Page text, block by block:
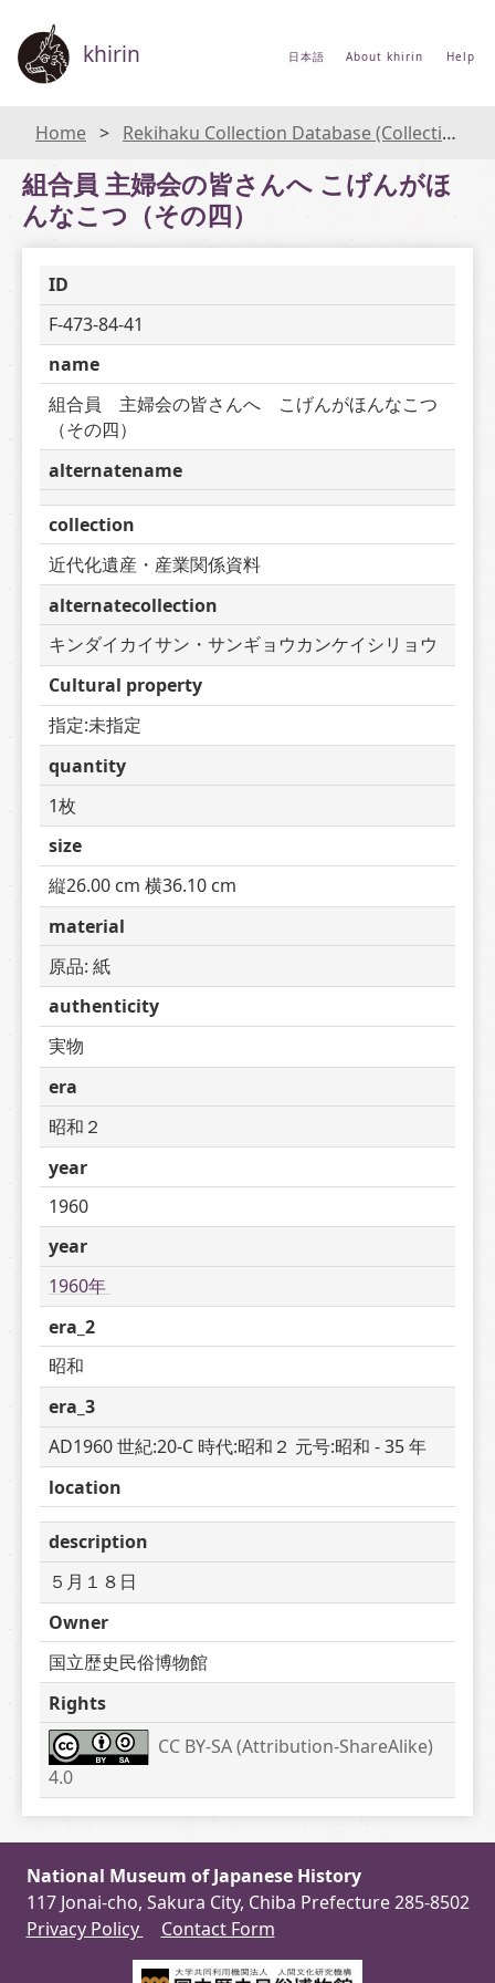
khirin 日本語 About khirin Help
Home Rekihaku Collection Database (Collections Database of the National Museum of Japanese History)
組合員 主婦会の皆さんへ こげんがほ
んなこつ（その四）
ID
F-473-84-41
name
組合員　主婦会の皆さんへ　こげんがほんなこつ
（その四）
alternatename
collection
近代化遺産・産業関係資料
alternatecollection
キンダイカイサン・サンギョウカンケイシリョウ
Cultural property
指定:未指定
quantity
1枚
size
縦26.00 cm 横36.10 cm
material
原品: 紙
authenticity
実物
era
昭和２
year
1960
year
1960年
era_2
昭和
era_3
AD1960 世紀:20-C 時代:昭和２ 元号:昭和 - 35 年
location
description
５月１８日
Owner
国立歴史民俗博物館
Rights
CC BY-SA (Attribution-ShareAlike)
4.0
National Museum of Japanese History
117 Jonai-cho, Sakura City, Chiba Prefecture 285-8502
Privacy Policy
Contact Form